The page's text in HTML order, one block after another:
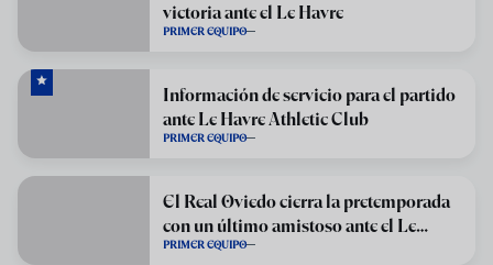
victoria ante el Le Havre
PRIMER EQUIPO
Información de servicio para el partido
ante Le Havre Athletic Club
PRIMER EQUIPO
El Real Oviedo cierra la pretemporada
con un último amistoso ante el Le
Havre
PRIMER EQUIPO